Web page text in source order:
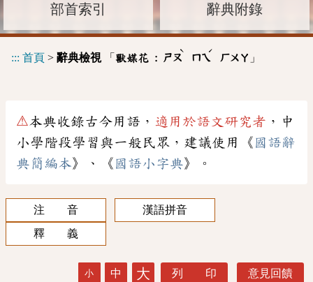
部首索引 辭典附錄
::: 首頁 > 辭典檢視「 獸媒花 : ㄕㄡ
ˋ
ㄇㄟ
ˊ
ㄏㄨㄚ 」
⚠本典收錄古今用語， 適用於語文研究者 ，中
小學階段學習與一般民眾，建議使用《 國語辭
典簡編本》、《 國語小字典》。
注 音
漢語拼音
釋 義
小 中 大 列 印 意見回饋